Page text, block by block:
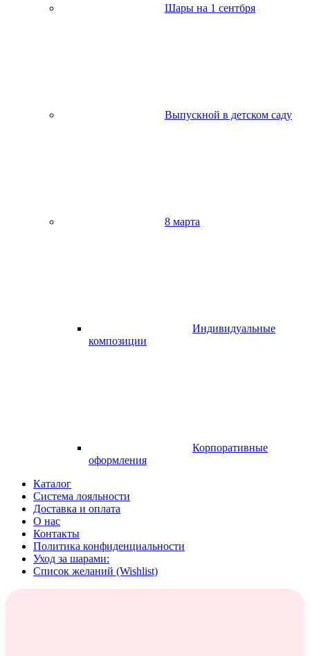
Шары на 1 сентбря
Выпускной в детском саду
8 марта
Индивидуальные
композиции
Корпоративные
оформления
Каталог
Система лояльности
Доставка и оплата
О нас
Контакты
Политика конфиденциальности
Уход за шарами:
Список желаний (Wishlist)